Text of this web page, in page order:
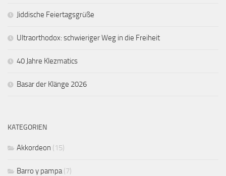
Jiddische Feiertagsgrüße
Ultraorthodox: schwieriger Weg in die Freiheit
40 Jahre Klezmatics
Basar der Klänge 2026
KATEGORIEN
Akkordeon (15)
Barro y pampa(7)